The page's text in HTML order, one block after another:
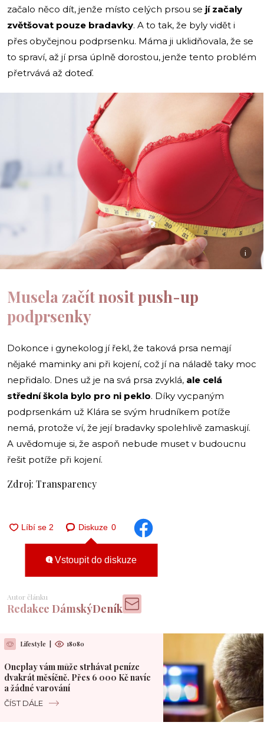
začalo něco dít, jenže místo celých prsou se jí začaly
zvětšovat pouze bradavky. A to tak, že byly vidět i
přes obyčejnou podprsenku. Máma ji uklidňovala, že se
to spraví, až jí prsa úplně dorostou, jenže tento problém
přetrvává až doteď.
i
Musela začít nosit push-up
podprsenky
Dokonce i gynekolog jí řekl, že taková prsa nemají
nějaké maminky ani při kojení, což jí na náladě taky moc
nepřidalo. Dnes už je na svá prsa zvyklá, ale celá
střední škola bylo pro ni peklo. Díky vycpaným
podprsenkám už Klára se svým hrudníkem potíže
nemá, protože ví, že její bradavky spolehlivě zamaskují.
A uvědomuje si, že aspoň nebude muset v budoucnu
řešit potíže při kojení.
Zdroj: Transparency
Diskuze 0
Vstoupit do diskuze
Autor článku
Redakce DámskýDeník
Lifestyle 18080
Oneplay vám může strhávat peníze
dvakrát měsíčně. Přes 6 000 Kč navíc
a žádné varování
ČÍST DÁLE